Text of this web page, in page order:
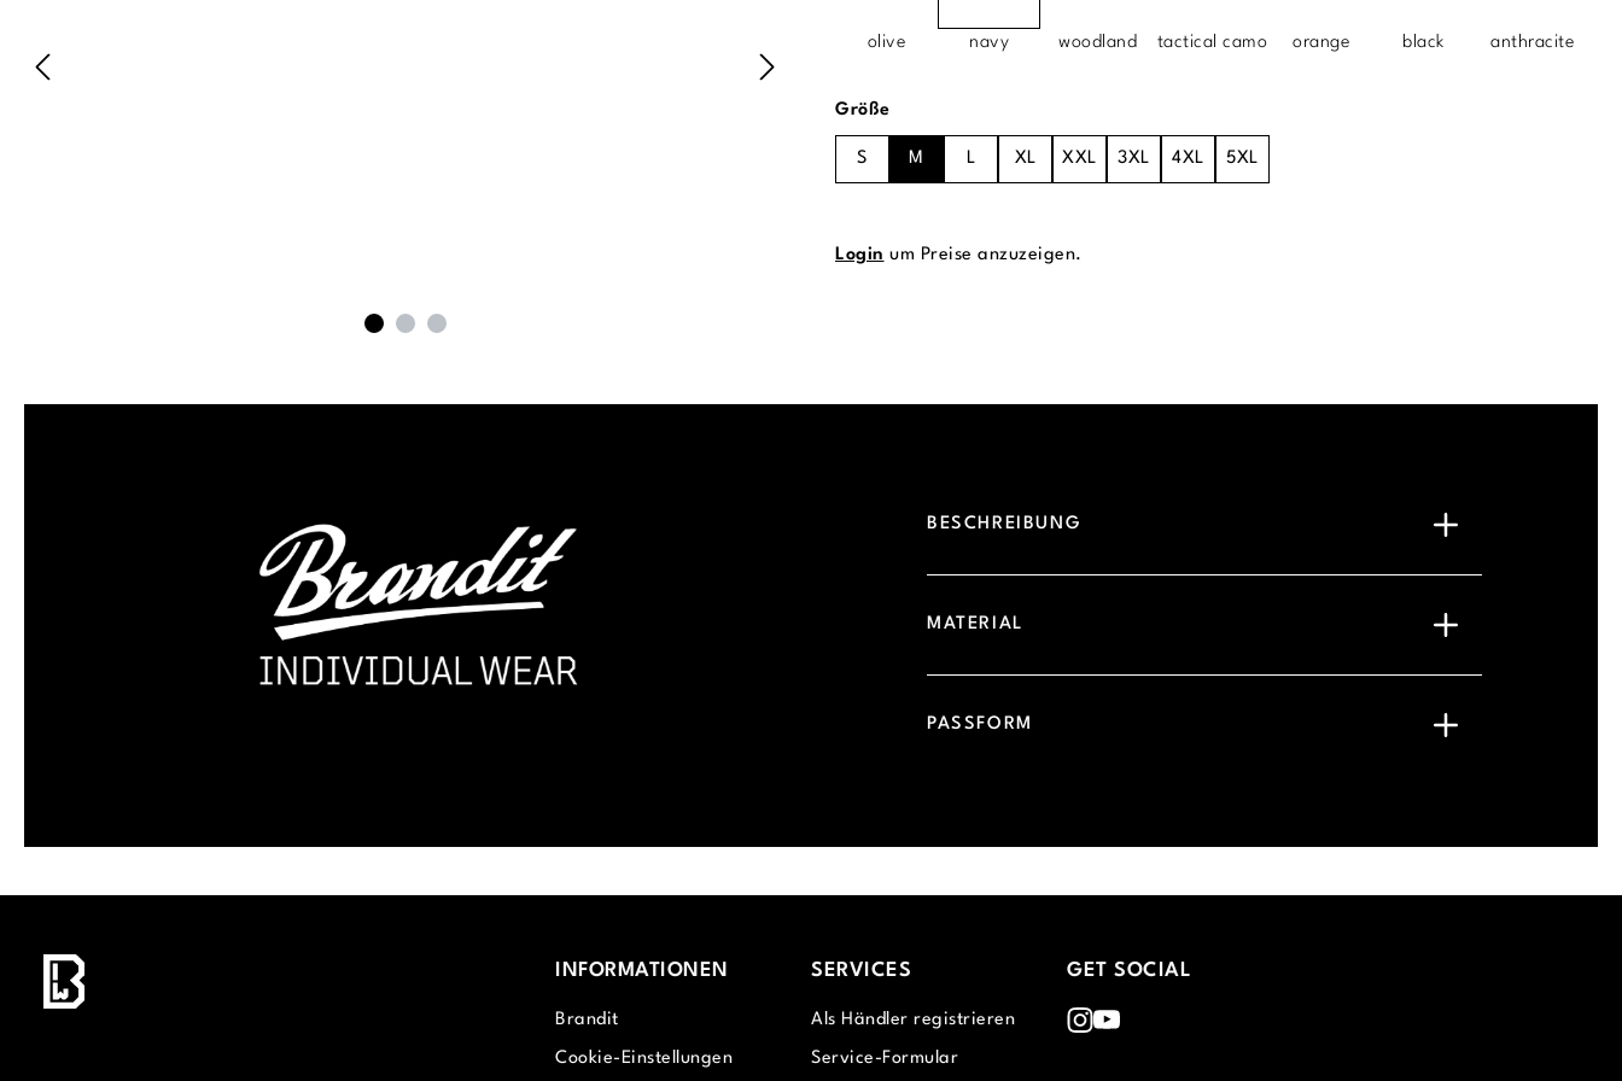
olive navy woodland tactical camo orange black anthracite
Größeauswählen
S M L XL XXL 3XL 4XL 5XL
Login um Preise anzuzeigen.
BESCHREIBUNG
MATERIAL
PASSFORM
INFORMATIONEN
Brandit
Cookie-Einstellungen
SERVICES
Als Händler registrieren
Service-Formular
GET SOCIAL
Instagram
Youtube